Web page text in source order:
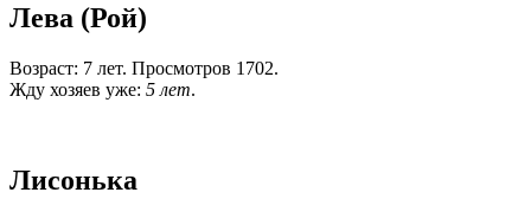
Лева (Рой)
Возраст: 7 лет. Просмотров 1702.
Жду хозяев уже: 5 лет.
Лисонька